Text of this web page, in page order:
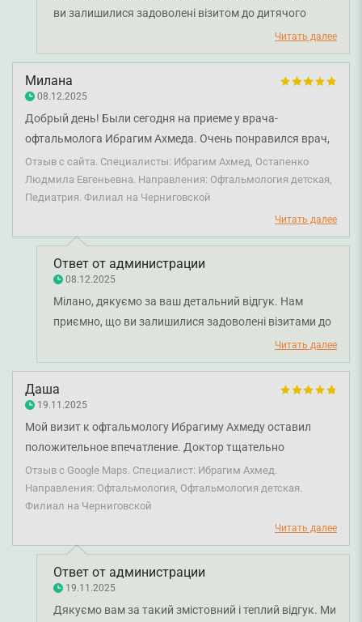
ви залишилися задоволені візитом до дитячого
офтальмолога Ахмед Ібрагіма та відзначили роботу
нашої команди. Бажаємо вам міцного здоров’я!
Читать далее
Милана
08.12.2025
Добрый день! Были сегодня на приеме у врача-
офтальмолога Ибрагим Ахмеда. Очень понравился врач,
хорошо обращался с ребенком, осмотрел нам глаза, и
назначил лечение, кроме того он все подробно объяснил.
Спасибо очень хороший врач. И еще были у педиатра
Остапенко Людмилы, мы неоднократно у нее уже были, и
она очень хороший врач, переждали все капризы дочери
и приступили к работе. Во время приема она очень
хорошо обращается с ребенком, приятная и хорошая.
Спасибо очень хороший врач.
Отзыв с сайта. Специалисты: Ибрагим Ахмед, Остапенко
Людмила Евгеньевна. Направления: Офтальмология детская,
Педиатрия. Филиал на Черниговской
Читать далее
Ответ от администрации
08.12.2025
Мілано, дякуємо за ваш детальний відгук. Нам
приємно, що ви залишилися задоволені візитами до
лікаря-офтальмолога Ахмеда Ібрагіма та лікаря-
педіатра Людмили Остапенко. Рада, що наші фахівці
знайшли підхід до вашої донечки, надали якісний
огляд і детальні рекомендації. Бажаємо вам міцного
здоров'я!
Читать далее
Даша
19.11.2025
Мой визит к офтальмологу Ибрагиму Ахмеду оставил
положительное впечатление. Доктор тщательно
обследовал зрение, провел современные
диагностические тесты и объяснил каждый шаг
простыми словами. Особенно понравилось, что он
уделяет достаточно времени пациенту и отвечает на все
вопросы. Атмосфера на приёме была спокойной и
комфортной. Рекомендую этого специалиста тем, кто
ценит профессионализм и человечность.
Отзыв с Google Maps. Специалист: Ибрагим Ахмед.
Направления: Офтальмология, Офтальмология детская.
Филиал на Черниговской
Читать далее
Ответ от администрации
19.11.2025
Дякуємо вам за такий змістовний і теплий відгук. Ми